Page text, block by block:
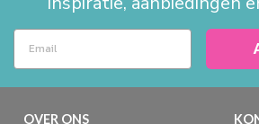
OVER ONS